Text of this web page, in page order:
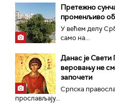
Претежно
променљиво
У већем делу
само на...
Данас је Свети
веровању не
започети
Српска
прослављају...